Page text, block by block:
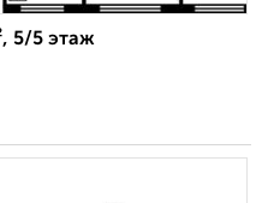
5/5 этаж